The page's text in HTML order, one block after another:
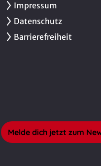
Impressum
Datenschutz
Barrierefreiheit
Melde dich jetzt zum